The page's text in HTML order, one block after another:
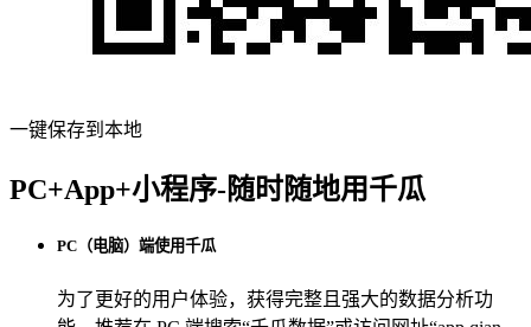
一键保存到本地
PC+App+小程序-随时随地用千瓜
PC（电脑）端使用千瓜
为了更好的用户体验，获得完整且强大的数据分析功